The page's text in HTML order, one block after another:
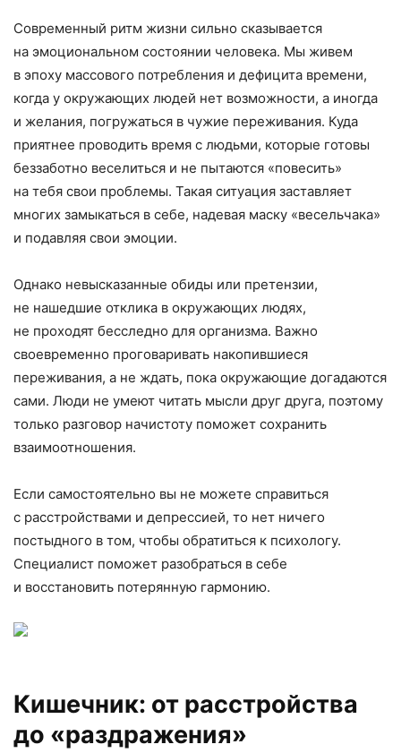
Современный ритм жизни сильно сказывается
на эмоциональном состоянии человека. Мы живем
в эпоху массового потребления и дефицита времени,
когда у окружающих людей нет возможности, а иногда
и желания, погружаться в чужие переживания. Куда
приятнее проводить время с людьми, которые готовы
беззаботно веселиться и не пытаются «повесить»
на тебя свои проблемы. Такая ситуация заставляет
многих замыкаться в себе, надевая маску «весельчака»
и подавляя свои эмоции.
Однако невысказанные обиды или претензии,
не нашедшие отклика в окружающих людях,
не проходят бесследно для организма. Важно
своевременно проговаривать накопившиеся
переживания, а не ждать, пока окружающие догадаются
сами. Люди не умеют читать мысли друг друга, поэтому
только разговор начистоту поможет сохранить
взаимоотношения.
Если самостоятельно вы не можете справиться
с расстройствами и депрессией, то нет ничего
постыдного в том, чтобы обратиться к психологу.
Специалист поможет разобраться в себе
и восстановить потерянную гармонию.
Кишечник: от расстройства
до «раздражения»